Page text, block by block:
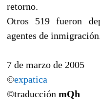
retorno.
Otros 519 fueron
agentes de
7 de marzo de 2005
©expatica
©traducción mQh